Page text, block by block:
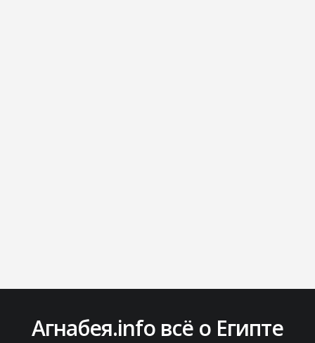
Агнабея.info всё о Египте